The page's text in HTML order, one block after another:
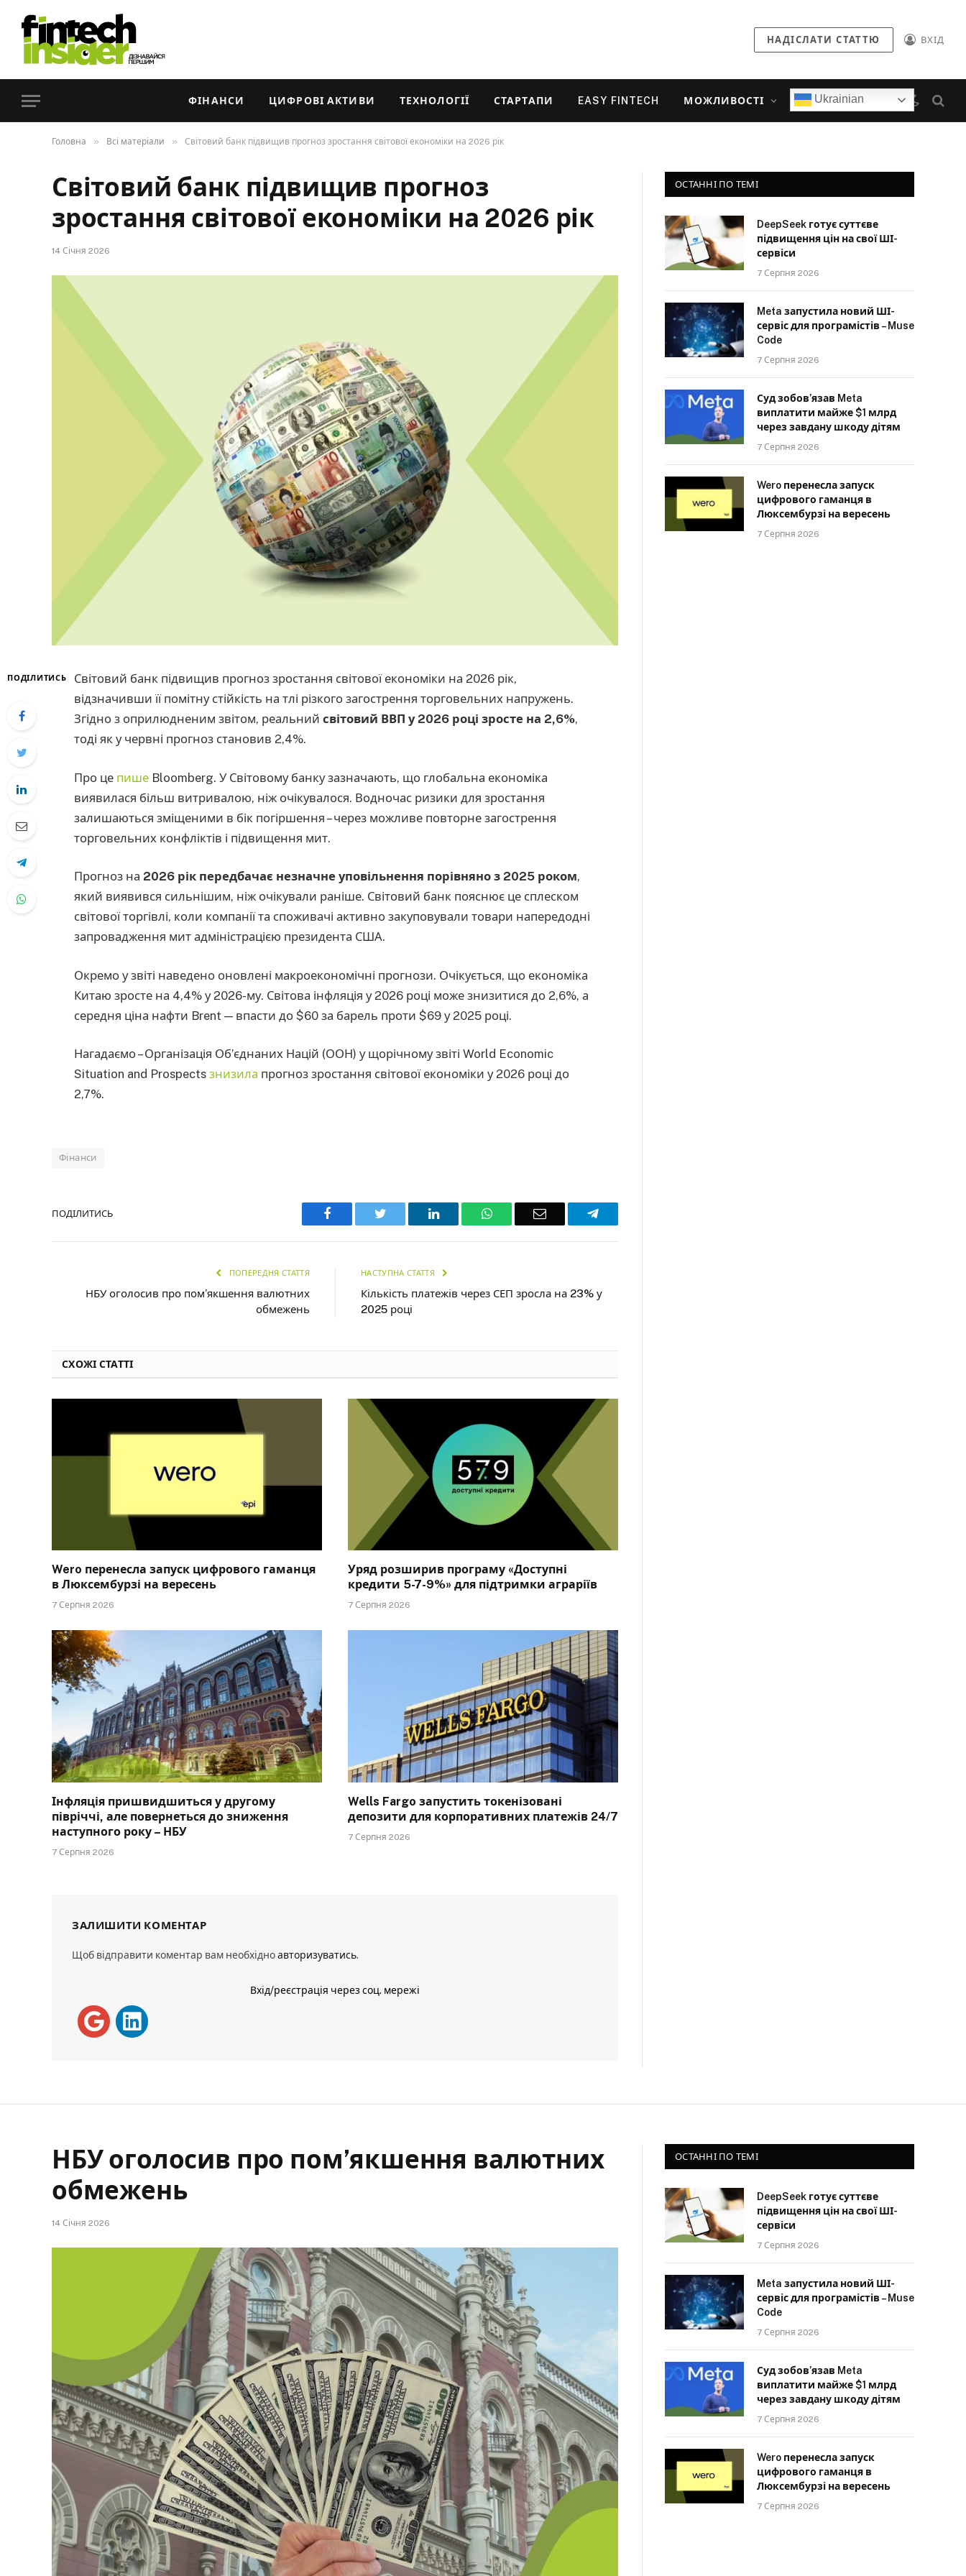
НАДІСЛАТИ СТАТТЮ ВХІД
ФІНАНСИ ЦИФРОВІ АКТИВИ ТЕХНОЛОГІЇ СТАРТАПИ EASY FINTECH МОЖЛИВОСТІ Ukrainian
Головна » Всі матеріали » Світовий банк підвищив прогноз зростання світової економіки на 2026 рік
Світовий банк підвищив прогноз
зростання світової економіки на 2026 рік
14 Січня 2026
ПОДІЛИТИСЬ
Світовий банк підвищив прогноз зростання світової економіки на 2026 рік,
відзначивши її помітну стійкість на тлі різкого загострення торговельних напружень.
Згідно з оприлюдненим звітом, реальний світовий ВВП у 2026 році зросте на 2,6%,
тоді як у червні прогноз становив 2,4%.
Про це пише Bloomberg. У Світовому банку зазначають, що глобальна економіка
виявилася більш витривалою, ніж очікувалося. Водночас ризики для зростання
залишаються зміщеними в бік погіршення – через можливе повторне загострення
торговельних конфліктів і підвищення мит.
Прогноз на 2026 рік передбачає незначне уповільнення порівняно з 2025 роком,
який виявився сильнішим, ніж очікували раніше. Світовий банк пояснює це сплеском
світової торгівлі, коли компанії та споживачі активно закуповували товари напередодні
запровадження мит адміністрацією президента США.
Окремо у звіті наведено оновлені макроекономічні прогнози. Очікується, що економіка
Китаю зросте на 4,4% у 2026-му. Світова інфляція у 2026 році може знизитися до 2,6%, а
середня ціна нафти Brent — впасти до $60 за барель проти $69 у 2025 році.
Нагадаємо – Організація Об’єднаних Націй (ООН) у щорічному звіті World Economic
Situation and Prospects знизила прогноз зростання світової економіки у 2026 році до
2,7%.
Фінанси
ПОДІЛИТИСЬ Facebook Twitter LinkedIn WhatsAppEmail Telegram
ПОПЕРЕДНЯ СТАТТЯ
НБУ оголосив про пом’якшення валютних
обмежень
НАСТУПНА СТАТТЯ
Кількість платежів через СЕП зросла на 23% у
2025 році
СХОЖІ СТАТТІ
Wero перенесла запуск цифрового гаманця
в Люксембурзі на вересень
7 Серпня 2026
Уряд розширив програму «Доступні
кредити 5-7-9%» для підтримки аграріїв
7 Серпня 2026
Інфляція пришвидшиться у другому
півріччі, але повернеться до зниження
наступного року – НБУ
7 Серпня 2026
Wells Fargo запустить токенізовані
депозити для корпоративних платежів 24/7
7 Серпня 2026
ЗАЛИШИТИ КОМЕНТАР
Щоб відправити коментар вам необхідноавторизуватись.
Вхід/реєстрація через соц. мережі
ОСТАННІ ПО ТЕМІ
DeepSeek готує суттєве
підвищення цін на свої ШІ-
сервіси
7 Серпня 2026
Meta запустила новий ШІ-
сервіс для програмістів – Muse
Code
7 Серпня 2026
Суд зобов’язав Meta
виплатити майже $1 млрд
через завдану шкоду дітям
7 Серпня 2026
Wero перенесла запуск
цифрового гаманця в
Люксембурзі на вересень
7 Серпня 2026
НБУ оголосив про пом’якшення валютних
обмежень
14 Січня 2026
ОСТАННІ ПО ТЕМІ
DeepSeek готує суттєве
підвищення цін на свої ШІ-
сервіси
7 Серпня 2026
Meta запустила новий ШІ-
сервіс для програмістів – Muse
Code
7 Серпня 2026
Суд зобов’язав Meta
виплатити майже $1 млрд
через завдану шкоду дітям
7 Серпня 2026
Wero перенесла запуск
цифрового гаманця в
Люксембурзі на вересень
7 Серпня 2026